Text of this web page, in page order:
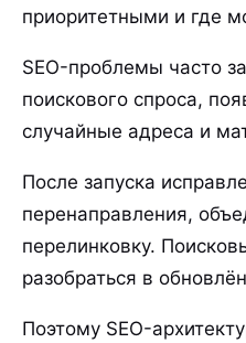
приоритетными и где
SEO-проблемы часто
поискового спроса,
случайные адреса и
После запуска
перенаправления,
перелинковку.
разобраться в
Поэтому SEO-